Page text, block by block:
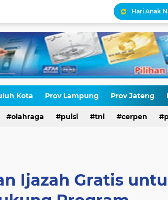
Sudahkah
Antara
Ketika
STOP
Kota Prov Lampung Prov Jateng
olahraga puisi tni cerpen
Ijazah Gratis